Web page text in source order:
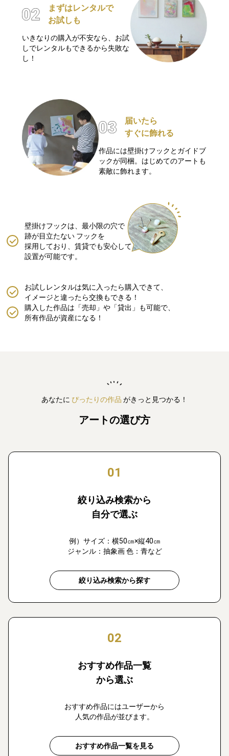
まずはレンタルで
お試しも
いきなりの購入が不安なら、お試
しでレンタルもできるから失敗な
し！
届いたら
すぐに飾れる
作品には壁掛けフックとガイドブ
ックが同梱。はじめてのアートも
素敵に飾れます。
壁掛けフックは、最小限の穴で
跡が目立たない フックを
採用しており、賃貸でも安心して
設置が可能です。
購入した作品は「売却」や「貸出」も可能で、
所有作品が資産になる！
お試しレンタルは気に入ったら購入できて、
イメージと違ったら交換もできる！
あなたに ぴったりの作品 がきっと見つかる！
アートの選び方
01
絞り込み検索から
自分で選ぶ
例）サイズ：横50㎝×縦40㎝
ジャンル：抽象画 色：青など
絞り込み検索から探す
02
おすすめ作品一覧
から選ぶ
おすすめ作品にはユーザーから
人気の作品が並びます。
おすすめ作品一覧を見る